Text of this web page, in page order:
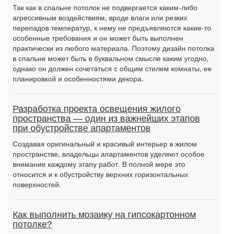
Так как в спальне потолок не подвергается каким-либо
агрессивным воздействиям, вроде влаги или резких
перепадов температур, к нему не предъявляются какие-то
особенные требования и он может быть выполнен
практически из любого материала. Поэтому дизайн потолка
в спальне может быть в буквальном смысле каким угодно,
однако он должен сочетаться с общим стилем комнаты, ее
планировкой и особенностями декора.
Разработка проекта освещения жилого
пространства — один из важнейших этапов
при обустройстве апартаментов
Создавая оригинальный и красивый интерьер в жилом
пространстве, владельцы апартаментов уделяют особое
внимание каждому этапу работ. В полной мере это
относится и к обустройству верхних горизонтальных
поверхностей.
Как выполнить мозаику на гипсокартонном
потолке?